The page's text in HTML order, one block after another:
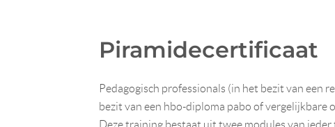
Piramidecertificaat
Pedagogisch professionals (in het bezit van een
bezit van een hbo-diploma pabo of vergelijkbare
Deze training bestaat uit twee modules van